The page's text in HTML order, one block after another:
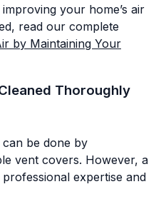
your home’s air
read our complete
by Maintaining Your
Thoroughly
be done by
vent covers. However, a
expertise and